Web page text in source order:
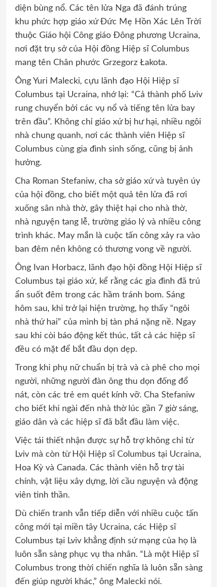
diện bùng nổ. Các tên lửa Nga đã đánh trúng
khu phức hợp giáo xứ Đức Mẹ Hồn Xác Lên Trời
thuộc Giáo hội Công giáo Đông phương Ucraina,
nơi đặt trụ sở của Hội đồng Hiệp sĩ Columbus
mang tên Chân phước Grzegorz Łakota.
Ông Yuri Malecki, cựu lãnh đạo Hội Hiệp sĩ
Columbus tại Ucraina, nhớ lại: “Cả thành phố Lviv
rung chuyển bởi các vụ nổ và tiếng tên lửa bay
trên đầu”. Không chỉ giáo xứ bị hư hại, nhiều ngôi
nhà chung quanh, nơi các thành viên Hiệp sĩ
Columbus cùng gia đình sinh sống, cũng bị ảnh
hưởng.
Cha Roman Stefaniw, cha sở giáo xứ và tuyên úy
của hội đồng, cho biết một quả tên lửa đã rơi
xuống sân nhà thờ, gây thiệt hại cho nhà thờ,
nhà nguyện tang lễ, trường giáo lý và nhiều công
trình khác. May mắn là cuộc tấn công xảy ra vào
ban đêm nên không có thương vong về người.
Ông Ivan Horbacz, lãnh đạo hội đồng Hội Hiệp sĩ
Columbus tại giáo xứ, kể rằng các gia đình đã trú
ẩn suốt đêm trong các hầm tránh bom. Sáng
hôm sau, khi trở lại hiện trường, họ thấy “ngôi
nhà thứ hai” của mình bị tàn phá nặng nề. Ngay
sau khi còi báo động kết thúc, tất cả các hiệp sĩ
đều có mặt để bắt đầu dọn dẹp.
Trong khi phụ nữ chuẩn bị trà và cà phê cho mọi
người, những người đàn ông thu dọn đống đổ
nát, còn các trẻ em quét kính vỡ. Cha Stefaniw
cho biết khi ngài đến nhà thờ lúc gần 7 giờ sáng,
giáo dân và các hiệp sĩ đã bắt đầu làm việc.
Việc tái thiết nhận được sự hỗ trợ không chỉ từ
Lviv mà còn từ Hội Hiệp sĩ Columbus tại Ucraina,
Hoa Kỳ và Canada. Các thành viên hỗ trợ tài
chính, vật liệu xây dựng, lời cầu nguyện và động
viên tinh thần.
Dù chiến tranh vẫn tiếp diễn với nhiều cuộc tấn
công mới tại miền tây Ucraina, các Hiệp sĩ
Columbus tại Lviv khẳng định sứ mạng của họ là
luôn sẵn sàng phục vụ tha nhân. “Là một Hiệp sĩ
Columbus trong thời chiến nghĩa là luôn sẵn sàng
đến giúp người khác,” ông Malecki nói.